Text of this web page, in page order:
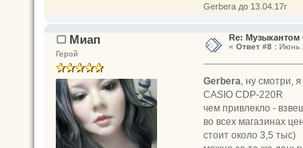
Gerbera до 13.04.17г
Миап
Герой
Re: Музыкантом
« Ответ #8 :Июнь
Gerbera , ну смотри,
CASIO CDP-220R
чем привлекло -
во всех магазинах
стоит около 3,5 тыс)